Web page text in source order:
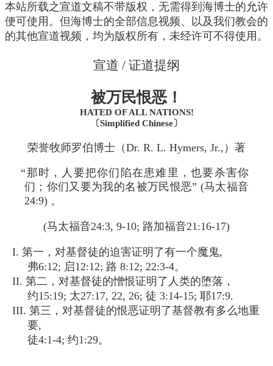
本站所载之宣道文稿不带版权，无需得到海博士的允许
便可使用。但海博士的全部信息视频、以及我们教会的
的其他宣道视频，均为版权所有，未经许可不得使用。
宣道 / 证道提纲
被万民恨恶！
HATED OF ALL NATIONS!
〔Simplified Chinese〕
荣誉牧师罗伯博士（Dr. R. L. Hymers, Jr.,）著
“那时，人要把你们陷在患难里，也要杀害你
们；你们又要为我的名被万民恨恶” (马太福音
24:9) 。
(马太福音24:3, 9-10; 路加福音21:16-17)
I. 第一，对基督徒的迫害证明了有一个魔鬼,
弗6:12; 启12:12; 路 8:12; 22:3-4。
II. 第二，对基督徒的憎恨证明了人类的堕落，
约15:19; 太27:17, 22, 26; 徒 3:14-15; 耶17:9.
III. 第三，对基督徒的恨恶证明了基督教有多么地重
要,
徒4:1-4; 约1:29。